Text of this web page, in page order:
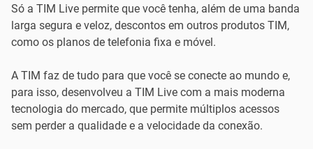
Só a TIM Live permite que você tenha, além de uma banda
larga segura e veloz, descontos em outros produtos TIM,
como os planos de telefonia fixa e móvel.
A TIM faz de tudo para que você se conecte ao mundo e,
para isso, desenvolveu a TIM Live com a mais moderna
tecnologia do mercado, que permite múltiplos acessos
sem perder a qualidade e a velocidade da conexão.